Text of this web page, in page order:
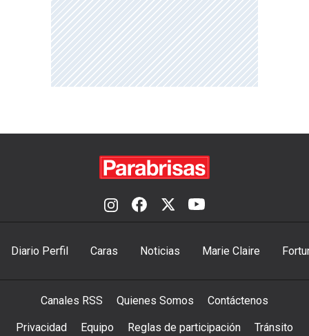
Diario Perfil Caras Noticias Marie Claire
Canales RSS Quienes Somos Contáctenos
Privacidad Equipo Reglas de participación Tránsito